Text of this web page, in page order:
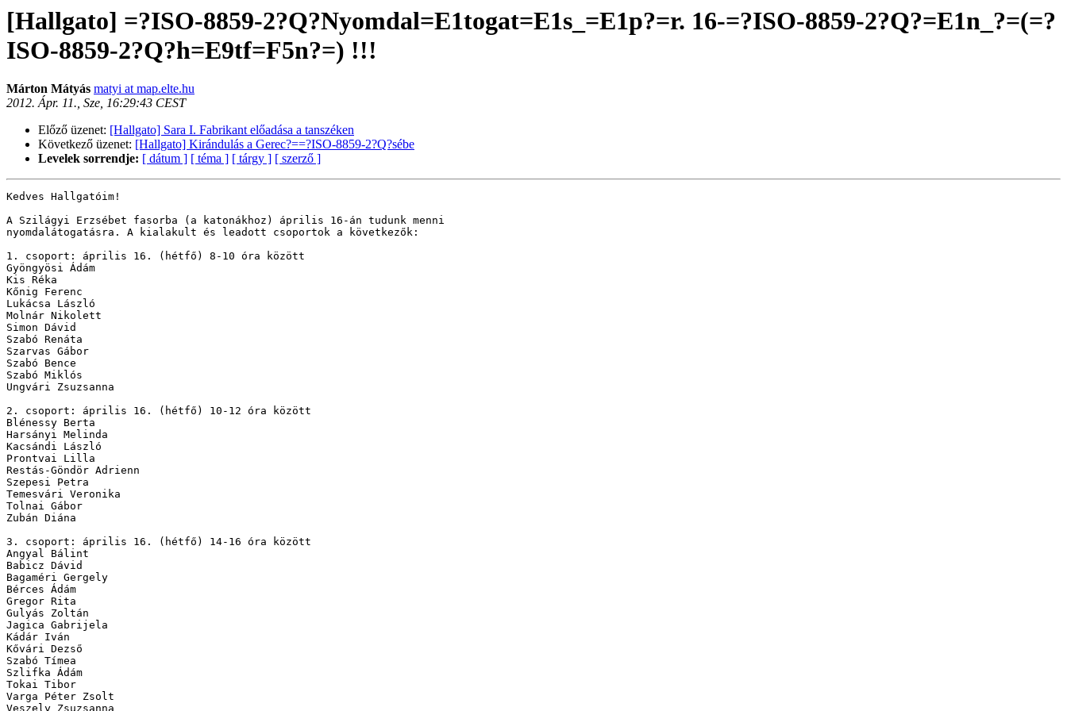
[Hallgato] =?ISO-8859-2?Q?Nyomdal=E1togat=E1s_=E1p?=r. 16-=?ISO-8859-2?Q?=E1n_?=(=?
ISO-8859-2?Q?h=E9tf=F5n?=) !!!
Márton Mátyás matyi at map.elte.hu
2012. Ápr. 11., Sze, 16:29:43 CEST
Előző üzenet: [Hallgato] Sara I. Fabrikant előadása a tanszéken
Következő üzenet: [Hallgato] Kirándulás a Gerec?==?ISO-8859-2?Q?sébe
Levelek sorrendje: [ dátum ] [ téma ] [ tárgy ] [ szerző ]
Kedves Hallgatóim!
A Szilágyi Erzsébet fasorba (a katonákhoz) április 16-án tudunk menni
nyomdalátogatásra. A kialakult és leadott csoportok a következők:
1. csoport: április 16. (hétfő) 8-10 óra között
Gyöngyösi Ádám
Kis Réka
Kőnig Ferenc
Lukácsa László
Molnár Nikolett
Simon Dávid
Szabó Renáta
Szarvas Gábor
Szabó Bence
Szabó Miklós
Ungvári Zsuzsanna
2. csoport: április 16. (hétfő) 10-12 óra között
Blénessy Berta
Harsányi Melinda
Kacsándi László
Prontvai Lilla
Restás-Göndör Adrienn
Szepesi Petra
Temesvári Veronika
Tolnai Gábor
Zubán Diána
3. csoport: április 16. (hétfő) 14-16 óra között
Angyal Bálint
Babicz Dávid
Bagaméri Gergely
Bérces Ádám
Gregor Rita
Gulyás Zoltán
Jagica Gabrijela
Kádár Iván
Kővári Dezső
Szabó Tímea
Szlifka Ádám
Tokai Tibor
Varga Péter Zsolt
Veszely Zsuzsanna